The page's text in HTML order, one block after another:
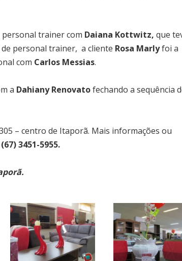
trainer com Daiana Kottwitz, que
de personal trainer, a cliente Rosa Marlyfoi a
com Carlos Messias.
a Dahiany Renovatofechando a sequência
– centro de Itaporã. Mais informações ou
(67) 3451-5955.